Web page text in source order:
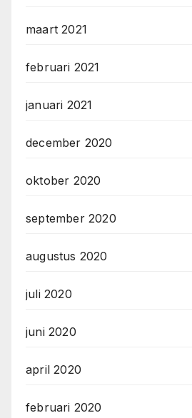
maart 2021
februari 2021
januari 2021
december 2020
oktober 2020
september 2020
augustus 2020
juli 2020
juni 2020
april 2020
februari 2020